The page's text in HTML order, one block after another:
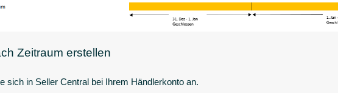
Zeitraum erstellen
sich in Seller Central bei Ihrem Händlerkonto an.